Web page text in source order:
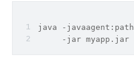
java -javaagent: path
     -jar myapp.jar